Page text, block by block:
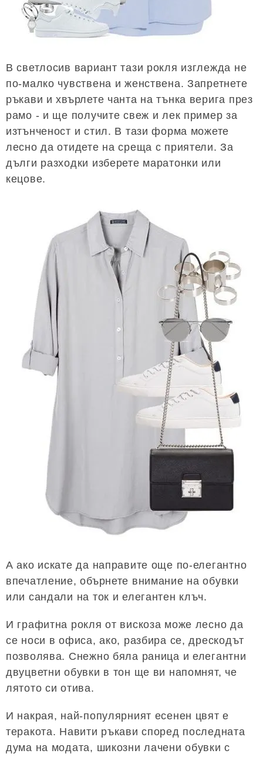
В светлосив вариант тази рокля изглежда не
по-малко чувствена и женствена. Запретнете
ръкави и хвърлете чанта на тънка верига през
рамо - и ще получите свеж и лек пример за
изтънченост и стил. В тази форма можете
лесно да отидете на среща с приятели. За
дълги разходки изберете маратонки или
кецове.
А ако искате да направите още по-елегантно
впечатление, обърнете внимание на обувки
или сандали на ток и елегантен клъч.
И графитна рокля от вискоза може лесно да
се носи в офиса, ако, разбира се, дрескодът
позволява. Снежно бяла раница и елегантни
двуцветни обувки в тон ще ви напомнят, че
лятото си отива.
И накрая, най-популярният есенен цвят е
теракота. Навити ръкави според последната
дума на модата, шикозни лачени обувки с